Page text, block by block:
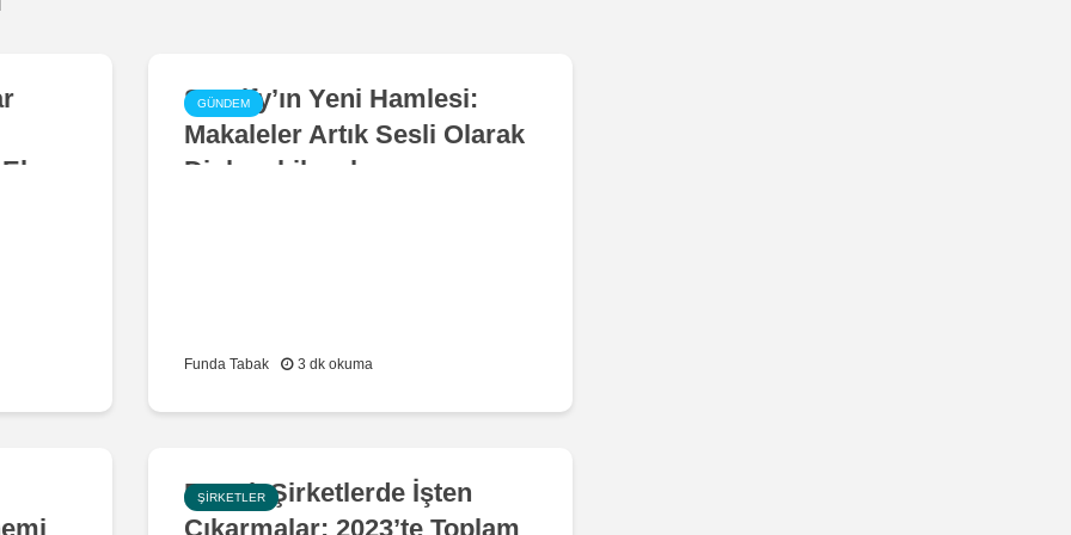
GÜNDEM
Spotify’ın Yeni Hamlesi:
Makaleler Artık Sesli Olarak
Dinlenebilecek
Funda Tabak 3 dk okuma
ŞIRKETLER
Büyük Şirketlerde İşten
Çıkarmalar: 2023’te Toplam